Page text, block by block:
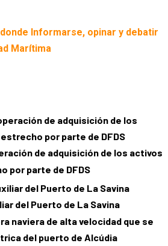
Informarse, opinar y debatir
Marítima
de adquisición de los activos
por parte de DFDS
del Puerto de La Savina